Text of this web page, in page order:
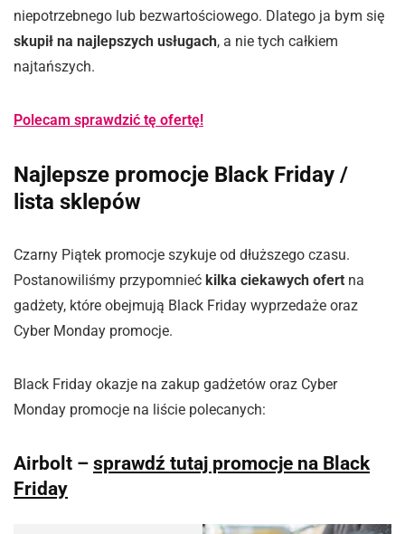
niepotrzebnego lub bezwartościowego. Dlatego ja bym się
skupił na najlepszych usługach, a nie tych całkiem
najtańszych.
Polecam sprawdzić tę ofertę!
Najlepsze promocje Black Friday /
lista sklepów
Czarny Piątek promocje szykuje od dłuższego czasu.
Postanowiliśmy przypomnieć kilka ciekawych ofert na
gadżety, które obejmują Black Friday wyprzedaże oraz
Cyber Monday promocje.
Black Friday okazje na zakup gadżetów oraz Cyber
Monday promocje na liście polecanych:
Airbolt – sprawdź tutaj promocje na Black
Friday